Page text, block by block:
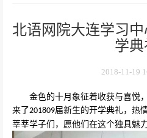
北语网院大连学习
学典
2018-11-19
金色的十月象征着收获与喜悦
来了201809届新生的开学典礼，热
莘莘学子们，愿他们在这个独具魅